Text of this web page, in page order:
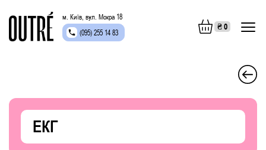
м. Київ, вул. Мокра 18
(095) 255 14 83
₴0
ЕКГ